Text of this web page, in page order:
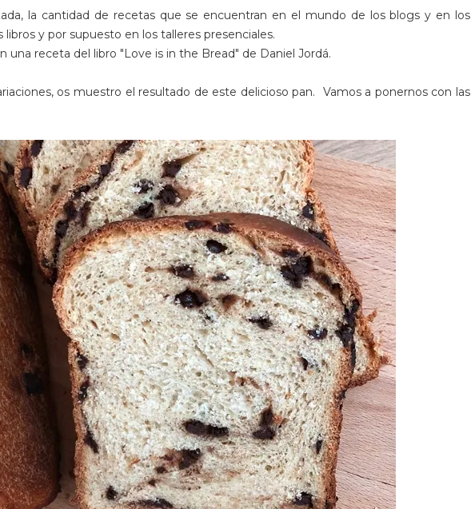
la cantidad de recetas que se encuentran en el mundo de los blogs y en los
libros y por supuesto en los talleres presenciales.
una receta del libro "Love is in the Bread" de Daniel Jordá.
os muestro el resultado de este delicioso pan. Vamos a ponernos con las